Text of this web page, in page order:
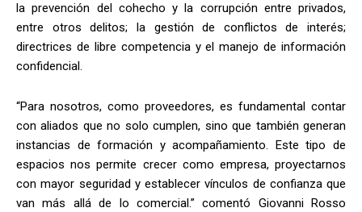
la prevención del cohecho y la corrupción entre privados,
entre otros delitos; la gestión de conflictos de interés;
directrices de libre competencia y el manejo de información
confidencial.
“Para nosotros, como proveedores, es fundamental contar
con aliados que no solo cumplen, sino que también generan
instancias de formación y acompañamiento. Este tipo de
espacios nos permite crecer como empresa, proyectarnos
con mayor seguridad y establecer vínculos de confianza que
van más allá de lo comercial.” comentó Giovanni Rosso